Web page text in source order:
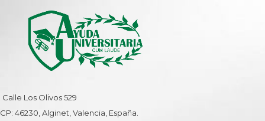
Calle Los Olivos 529
CP: 46230, Alginet, Valencia, España.